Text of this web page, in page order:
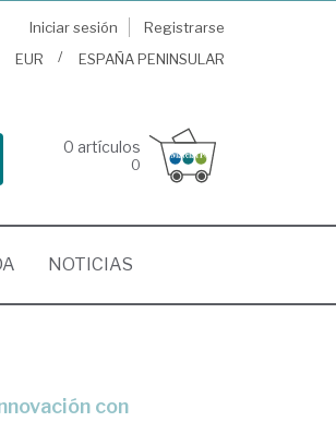
Iniciar sesión
Registrarse
EUR ESPAÑA PENINSULAR
0 artículos
0
NOTICIAS